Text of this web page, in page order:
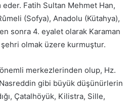
Fatih Sultan Mehmet Han,
(Sofya), Anadolu (Kütahya),
sonra 4. eyalet olarak Karaman
olmak üzere kurmuştur.
önemli merkezlerinden olup, Hz.
gibi büyük düşünürlerin
Çatalhöyük, Kilistra, Sille,